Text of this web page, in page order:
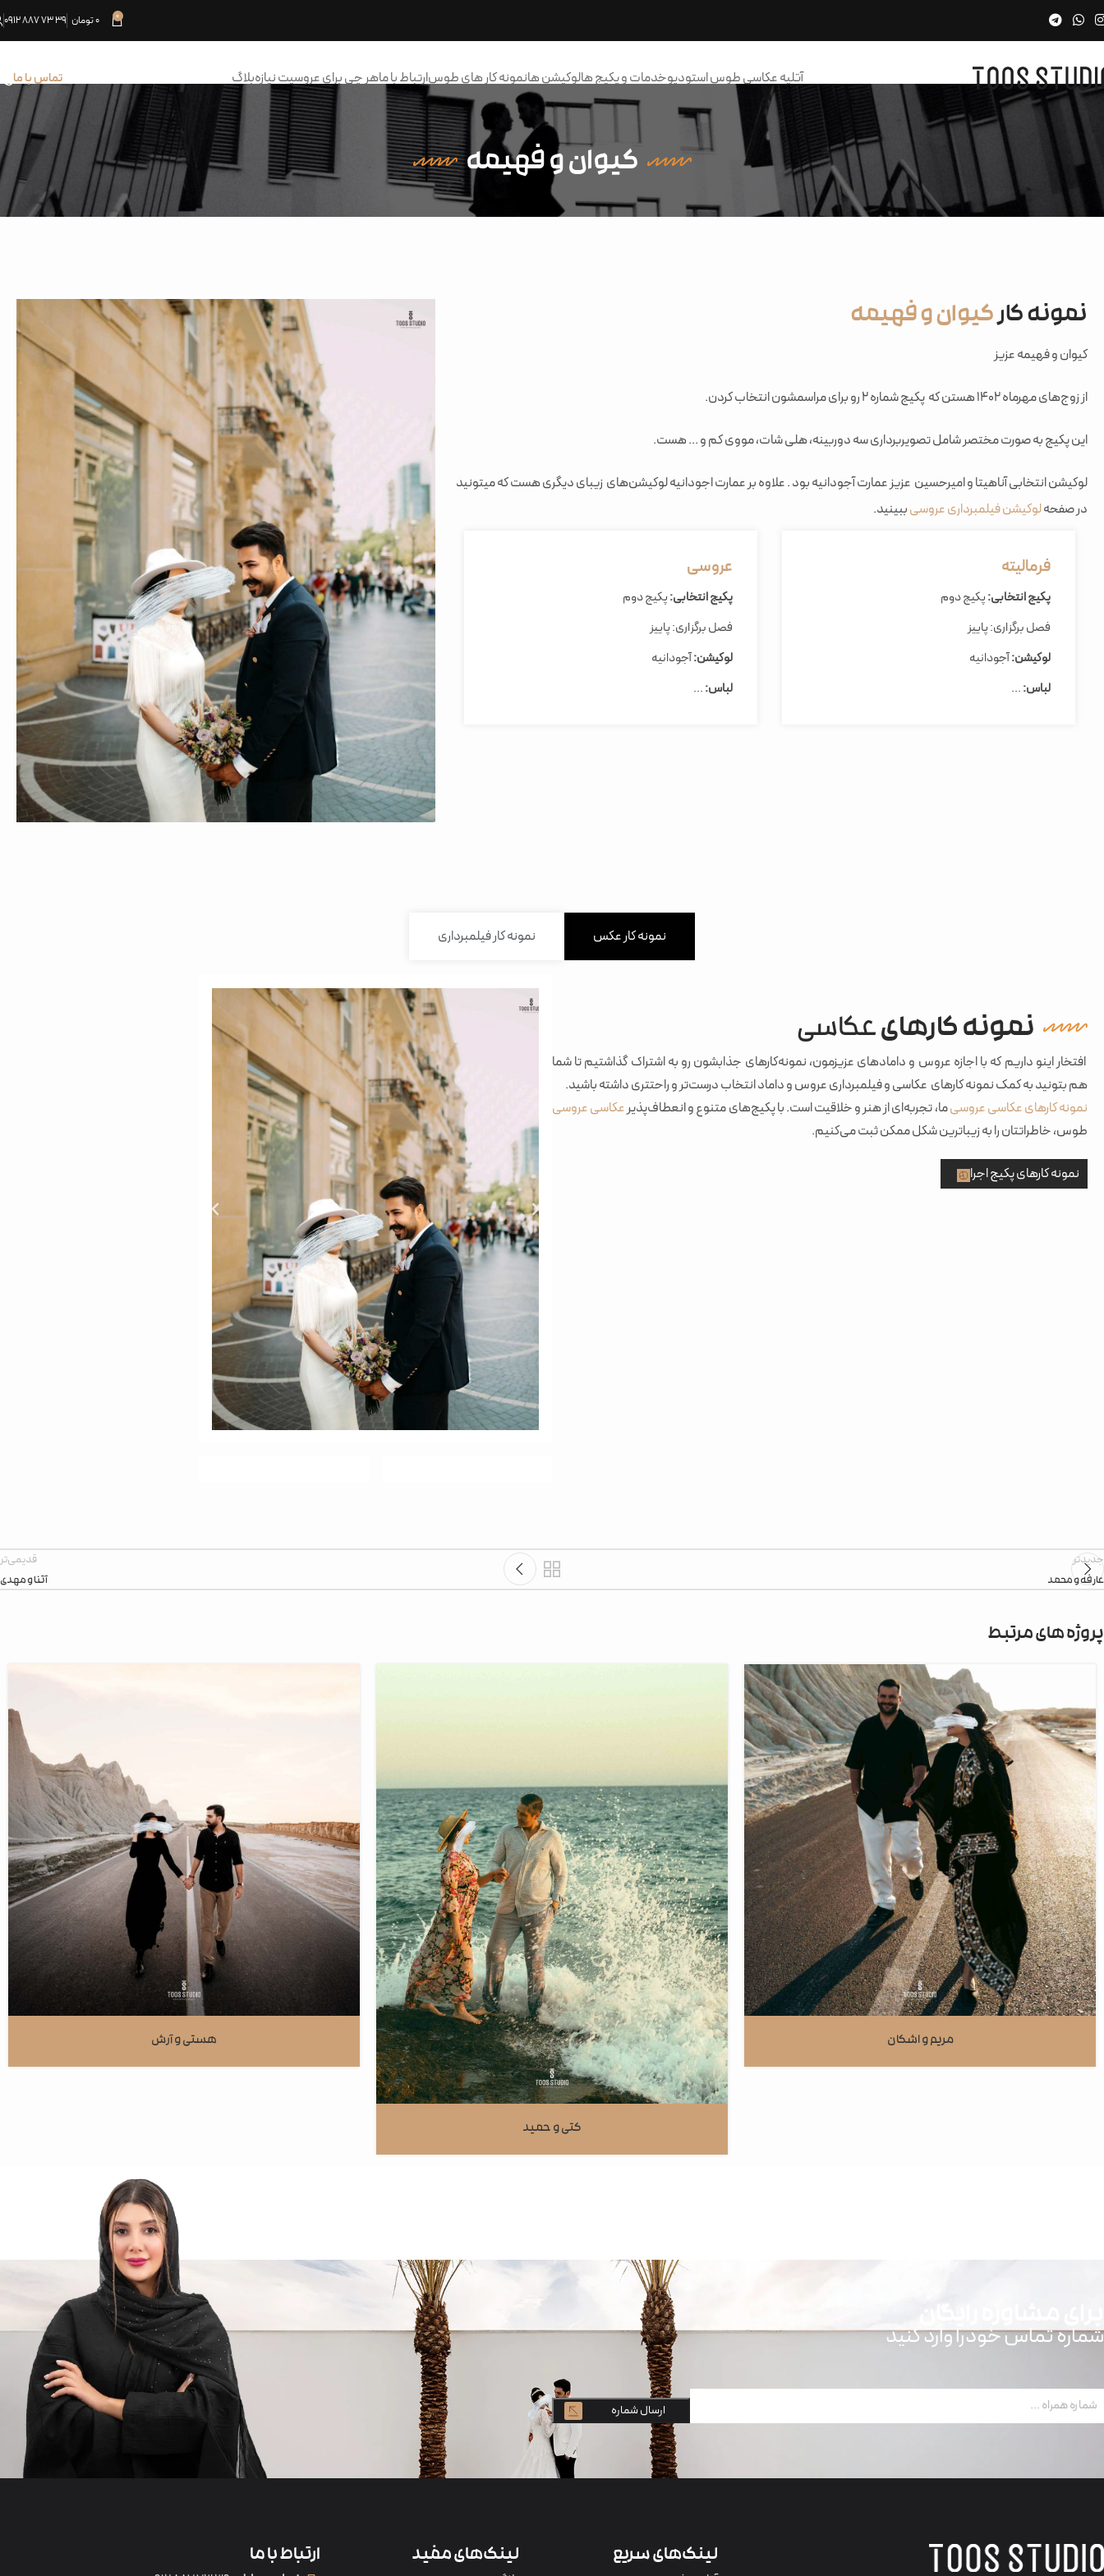
0
0تومان 39 73 887 0912
آتلیه عکاسی طوس استودیوخدمات و پکیج هالوکیشن هانمونه کار های طوسارتباط با ماهر چی برای عروسیت نیازهبلاگ تماس با ما
کیوان و فهیمه
نمونه کارکیوان و فهیمه
کیوان و فهیمه عزیز
از زوج‌های مهرماه ۱۴۰2 هستن که پکیج شماره ۲ رو برای مراسمشون انتخاب کردن.
این پکیج به صورت مختصر شامل تصویربرداری سه دوربینه، هلی شات، مووی کم و ... هست.
لوکیشن انتخابی آناهیتا و امیرحسین عزیز عمارت آجودانیه بود . علاوه بر عمارت اجودانیه لوکیشن‌های زیبای دیگری هست که میتونید
در صفحهلوکیشن فیلمبرداری عروسیببینید.
فرمالیته
پکیج انتخابی:پکیج دوم
فصل برگزاری: پاییز
لوکیشن:آجودانیه
لباس:...
عروسی
پکیج انتخابی:پکیج دوم
فصل برگزاری: پاییز
لوکیشن:آجودانیه
لباس:...
نمونه کار عکس نمونه کار فیلمبرداری
نمونه کارهایعکاسی
افتخار اینو داریم که با اجازه عروس و دامادهای عزیزمون، نمونه‌کارهای جذابشون رو به اشتراک گذاشتیم تا شما
هم بتونید به کمک نمونه کارهای عکاسی و فیلمبرداری عروس و داماد انتخاب درست‌تر و راحتتری داشته باشید.
نمونه کارهای عکاسی عروسیما، تجربه‌ای از هنر و خلاقیت است. با پکیج‌های متنوع و انعطاف‌پذیرعکاسی عروسی
طوس، خاطراتتان را به زیباترین شکل ممکن ثبت می‌کنیم.
نمونه کارهای پکیج اجرا
جدیدتر
عارفه و محمد
قدیمی‌تر
آتنا و مهدی
پروژه های مرتبط
مریم و اشکان
کتی و حمید
هستی و آرش
شماره تماس خودرا وارد کنید
شماره
همراه
لینک‌های سریع لینک‌های مفید ارتباط با ما